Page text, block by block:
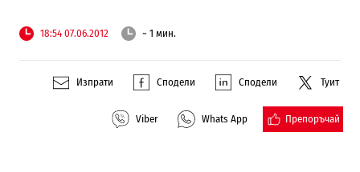
18:54 07.06.2012 ~ 1 мин.
Изпрати Сподели Сподели Туит
Viber Whats App Препоръчай